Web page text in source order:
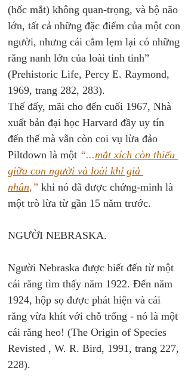
(hốc mắt) không quan-trọng, và bộ não
lớn, tất cả những đặc điểm của một con
người, nhưng cái cằm lẹm lại có những
răng nanh lớn của loài tinh tinh”
(Prehistoric Life, Percy E. Raymond,
1969, trang 282, 283).
Thế đấy, mãi cho đến cuối 1967, Nhà
xuất bản đại học Harvard đầy uy tín
đến thế mà vẫn còn coi vụ lừa đảo
Piltdown là một “...mắt xích còn thiếu
giữa con người và loài khỉ giả
nhân,” khi nó đã được chứng-minh là
một trò lừa từ gần 15 năm trước.
NGƯỜI NEBRASKA.
Người Nebraska được biết đến từ một
cái răng tìm thấy năm 1922. Đến năm
1924, hộp sọ được phát hiện và cái
răng vừa khít với chỗ trống - nó là một
cái răng heo! (The Origin of Species
Revisted , W. R. Bird, 1991, trang 227,
228).